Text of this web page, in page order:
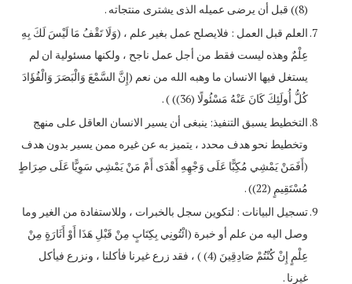
(8)) قبل أن يرضى عميله الذى يشترى منتجاته .
العلم قبل العمل : فلايصلح عمل بغير علم ، (وَلَا تَقْفُ مَا لَيْسَ لَكَ بِهِ
عِلْمٌ وهذه ليست فقط من أجل عمل ناجح ، ولكنها مسئولية ان لم
يستغل فيها الانسان ما وهبه الله من نعم (إِنَّ السَّمْعَ وَالْبَصَرَ وَالْفُؤَادَ
كُلُّ أُولَئِكَ كَانَ عَنْهُ مَسْئُولًا (36)) ) .
التخطيط يسبق التنفيذ: ينبغى أن يسير الانسان العاقل على منهج
وتخطيط نحو هدف محدد ، يتميز به عن غيره ممن يسير بدون هدف
(أَفَمَنْ يَمْشِي مُكِبًّا عَلَى وَجْهِهِ أَهْدَى أَمْ مَنْ يَمْشِي سَوِيًّا عَلَى صِرَاطٍ
مُسْتَقِيمٍ (22)) .
تسجيل البيانات : لتكوين سجل بالخبرات ، وللاستفادة من الغير وما
وصل اليه من علم أو خبرة (ائْتُونِي بِكِتَابٍ مِنْ قَبْلِ هَذَا أَوْ أَثَارَةٍ مِنْ
عِلْمٍ إِنْ كُنْتُمْ صَادِقِينَ (4) ) ، فقد زرع غيرنا فأكلنا ، ونزرع فيأكل
غيرنا .